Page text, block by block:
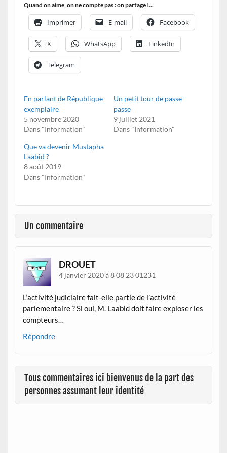
Quand on aime, on ne compte pas : on partage !...
Imprimer E-mail Facebook
X WhatsApp LinkedIn
Telegram
En parlant de République
exemplaire
5 novembre 2020
Dans "Information"
Un petit tour de passe-
passe
9 juillet 2021
Dans "Information"
Que va devenir Mustapha
Laabid ?
8 août 2019
Dans "Information"
Un commentaire
DROUET
4 janvier 2020 à 8 08 23 01231
L’activité judiciaire fait-elle partie de l’activité
parlementaire ? Si oui, M. Laabid doit faire exploser les
compteurs…
Répondre
Tous commentaires ici bienvenus de la part des
personnes assumant leur identité